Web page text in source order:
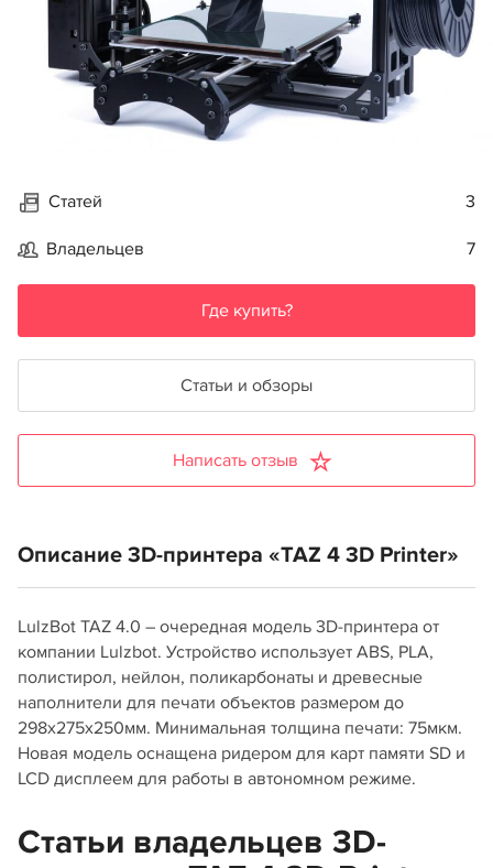
Статей 3
Владельцев 7
Где купить?
Статьи и обзоры
Написать отзыв
Описание 3D-принтера «TAZ 4 3D Printer»
LulzBot TAZ 4.0 – очередная модель 3D-принтера от
компании Lulzbot. Устройство использует ABS, PLA,
полистирол, нейлон, поликарбонаты и древесные
наполнители для печати объектов размером до
298x275x250мм. Минимальная толщина печати: 75мкм.
Новая модель оснащена ридером для карт памяти SD и
LCD дисплеем для работы в автономном режиме.
Статьи владельцев 3D-